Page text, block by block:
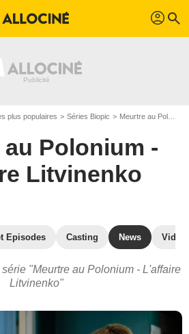
profil search
plus populaires Séries Biopic Meurtre au Polonium - L'affaire Litvinenko
au Polonium -
Litvinenko
Episodes Casting News
"Meurtre au Polonium - L'affaire
Litvinenko"